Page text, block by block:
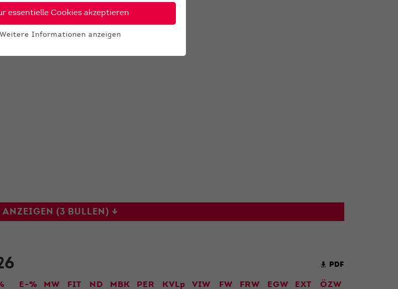
ANZEIGEN (3 BULLEN) ↓
PDF
E-% MW FIT ND MBK PER KVLp VIW FW FRW EGW EXT ÖZW
essentielle Cookies akzeptieren
Weitere Informationen anzeigen